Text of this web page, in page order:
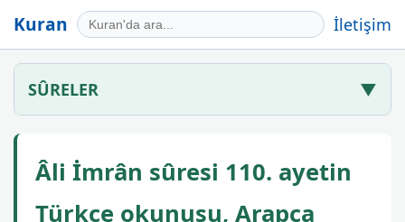
Kuran İletişim
SÛRELER ▼
Âli İmrân sûresi 110. ayetin
Türkçe okunuşu, Arapça